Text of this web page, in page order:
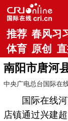
推荐 春风习
体育 原创
南阳市唐河
中央广电总台国际在
国际在线河
店镇通过兴建